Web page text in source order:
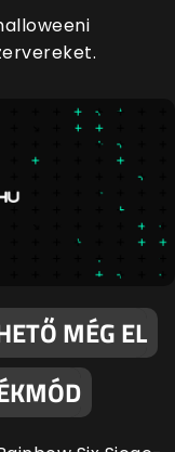
MÉG EL